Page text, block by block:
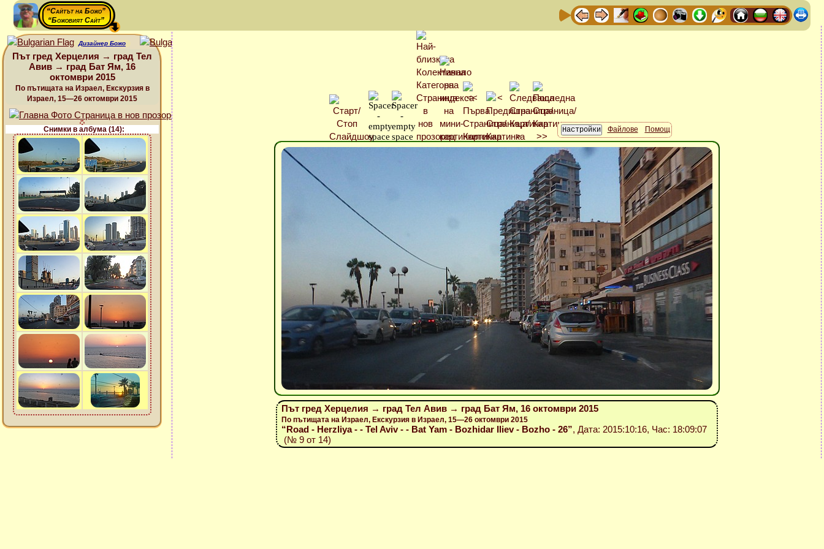
“Сайтът на Божо”
“Божовият Сайт”
Дизайнер Божо
Път гред Херцелия → град Тел
Авив → град Бат Ям, 16
октомври 2015
По пътищата на Израел, Екскурзия в
Израел, 15—26 октомври 2015
Снимки в албума (14): Файлове Помощ
Път гред Херцелия → град Тел Авив → град Бат Ям, 16 октомври 2015
По пътищата на Израел, Екскурзия в Израел, 15—26 октомври 2015
“Road - Herzliya - - Tel Aviv - - Bat Yam - Bozhidar Iliev - Bozho - 26”, Дата: 2015:10:16, Час: 18:09:07
(№ 9 от 14)